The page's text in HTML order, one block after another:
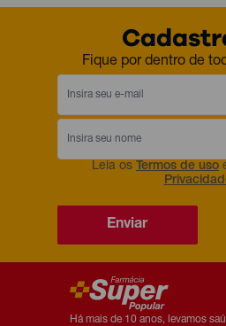
Fique por dentro de
Leia os Termos de uso
Enviar
Há mais de 10 anos, levamos